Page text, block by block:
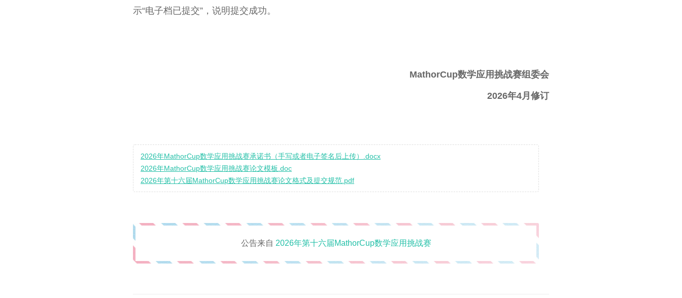
示“电子档已提交”，说明提交成功。
MathorCup数学应用挑战赛组委会
2026年4月修订
2026年MathorCup数学应用挑战赛承诺书（手写或者电子签名后上传）.docx
2026年MathorCup数学应用挑战赛论文模板.doc
2026年第十六届MathorCup数学应用挑战赛论文格式及提交规范.pdf
公告来自 2026年第十六届MathorCup数学应用挑战赛